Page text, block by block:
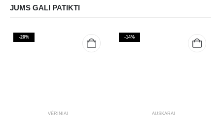
JUMS GALI PATIKTI
-20%
VĖRINIAI
-14%
AUSKARAI